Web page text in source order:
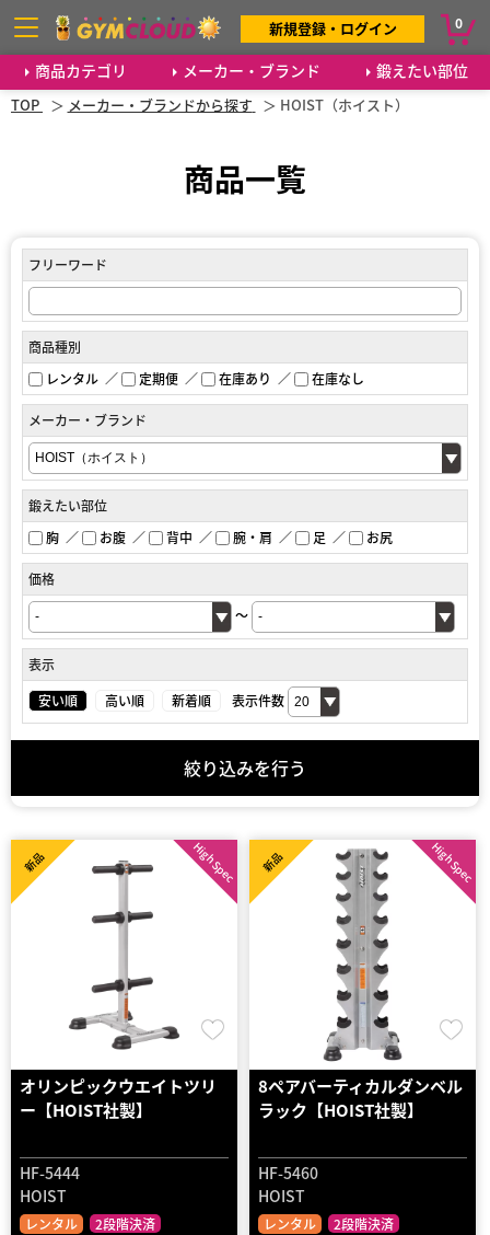
商品カテゴリ メーカー・ブランド 鍛えたい部位
新規登録・ログイン 0
TOP メーカー・ブランドから探す HOIST（ホイスト）
商品一覧
フリーワード
商品種別
レンタル
定期便 在庫あり 在庫なし
メーカー・ブランド
鍛えたい部位
胸
お腹 背中 腕・肩 足 お尻
価格
～
表示
安い順
高い順 新着順 表示件数
絞り込みを行う
オリンピックウエイトツリ
ー【HOIST社製】
HF-5444
HOIST
レンタル 2段階決済
High Spec
新品
8ペアバーティカルダンベル
ラック【HOIST社製】
HF-5460
HOIST
レンタル 2段階決済
High Spec
新品